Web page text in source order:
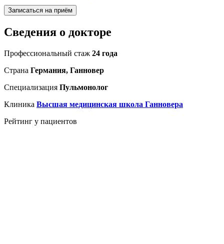
Записаться на приём
Сведения о докторе
Профессиональный стаж 24 года
Страна Германия, Ганновер
Специализация Пульмонолог
Клиника Высшая медицинская школа Ганновера
Рейтинг у пациентов